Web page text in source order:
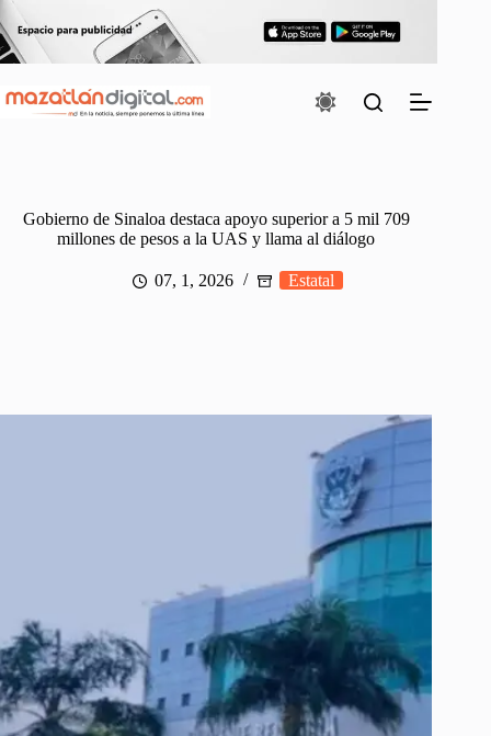
Saltar
al
contenido
Gobierno de Sinaloa destaca apoyo superior a 5 mil 709
millones de pesos a la UAS y llama al diálogo
07, 1, 2026 Estatal